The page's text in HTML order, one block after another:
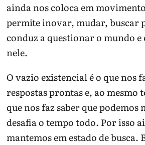
ainda nos coloca em
permite inovar, mudar, buscar
conduz a questionar o mundo e
nele.
O vazio existencial é o que nos
respostas prontas e, ao mesmo
que nos faz saber que podemos
desafia o tempo todo. Por isso
mantemos em estado de busca.